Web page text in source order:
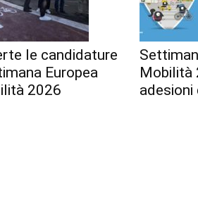
le candidature
Europea
2026
Mobilità
adesioni